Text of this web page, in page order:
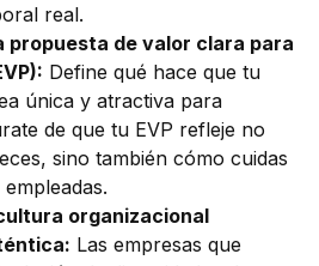
real.
propuesta de valor clara para
Define qué hace que tu
única y atractiva para
de que tu EVP refleje no
sino también cómo cuidas
organizacional
Las empresas que